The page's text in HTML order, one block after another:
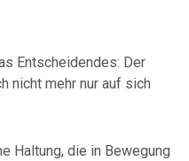
Entscheidendes: Der
nicht mehr nur auf sich
Haltung, die in Bewegung